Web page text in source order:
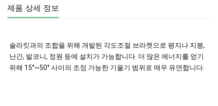
제품 상세 정보
솔라킷과의 조합을 위해 개발된 각도조절 브라켓으로 평지나 지붕,
난간, 발코니, 정원 등에 설치가 가능합니다. 더 많은 에너지를 얻기
위해 15°~50° 사이의 조정 가능한 기울기 범위로 매우 유연합니다.